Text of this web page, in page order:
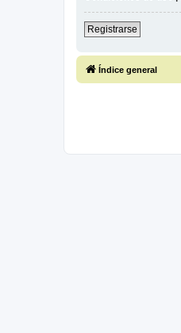
Registrarse
Índice general